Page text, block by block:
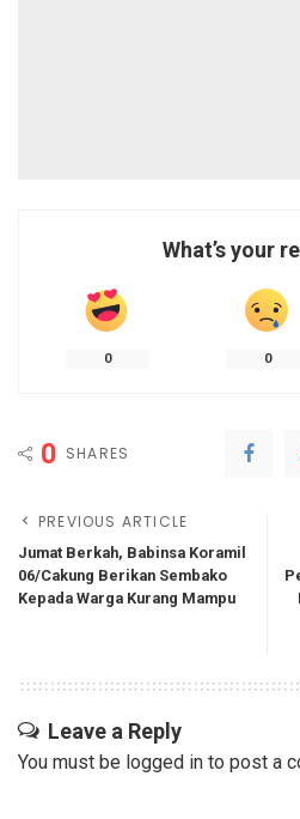
What’s your
0 0
0 SHARES
PREVIOUS ARTICLE
Jumat Berkah, Babinsa Koramil
06/Cakung Berikan Sembako
Kepada Warga Kurang Mampu
Leave a Reply
You must be logged in to post a